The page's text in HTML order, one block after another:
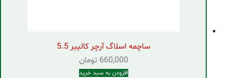
ساچمه اسلاگ آرچر کالیبر 5.5
660,000 تومان
افزودن به سبد خرید